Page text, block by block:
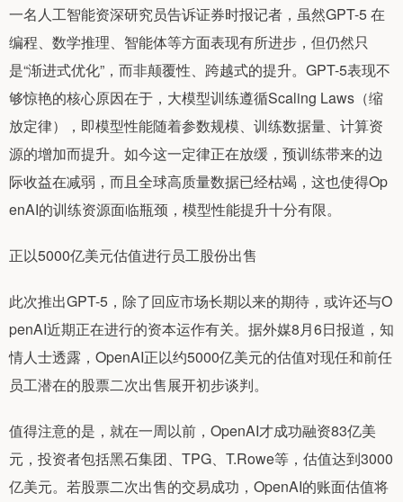
一名人工智能资深研究员告诉证券时报记者，虽然GPT-5 在
编程、数学推理、智能体等方面表现有所进步，但仍然只
是“渐进式优化”，而非颠覆性、跨越式的提升。GPT-5表现不
够惊艳的核心原因在于，大模型训练遵循Scaling Laws（缩
放定律），即模型性能随着参数规模、训练数据量、计算资
源的增加而提升。如今这一定律正在放缓，预训练带来的边
际收益在减弱，而且全球高质量数据已经枯竭，这也使得Op
enAI的训练资源面临瓶颈，模型性能提升十分有限。
正以5000亿美元估值进行员工股份出售
此次推出GPT-5，除了回应市场长期以来的期待，或许还与O
penAI近期正在进行的资本运作有关。据外媒8月6日报道，知
情人士透露，OpenAI正以约5000亿美元的估值对现任和前任
员工潜在的股票二次出售展开初步谈判。
值得注意的是，就在一周以前，OpenAI才成功融资83亿美
元，投资者包括黑石集团、TPG、T.Rowe等，估值达到3000
亿美元。若股票二次出售的交易成功，OpenAI的账面估值将